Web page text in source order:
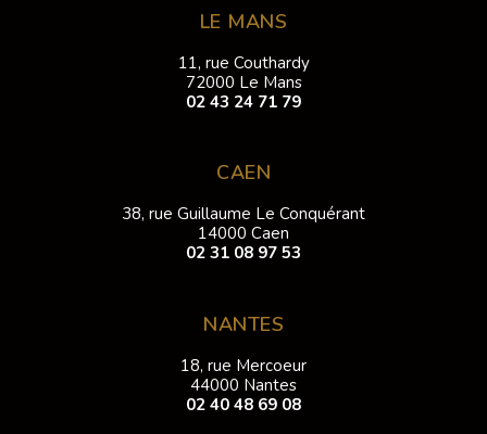
LE MANS
11, rue Couthardy
72000 Le Mans
02 43 24 71 79
CAEN
38, rue Guillaume Le Conquérant
14000 Caen
02 31 08 97 53
NANTES
18, rue Mercoeur
44000 Nantes
02 40 48 69 08